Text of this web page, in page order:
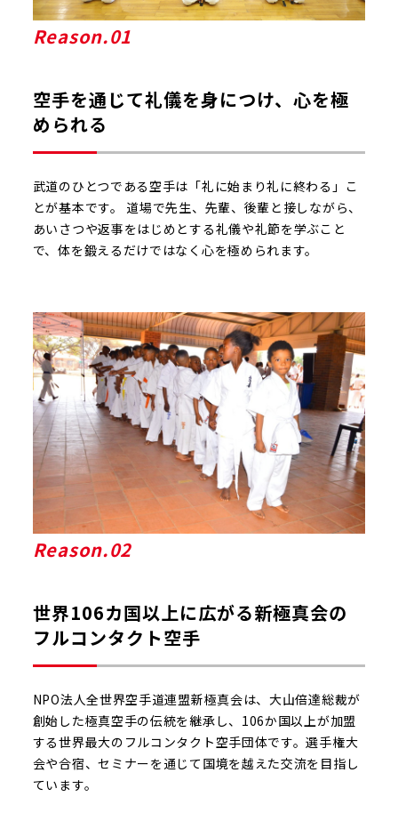
Reason.01
空手を通じて礼儀を身につけ、心を極
められる
武道のひとつである空手は「礼に始まり礼に終わる」こ
とが基本です。 道場で先生、先輩、後輩と接しながら、
あいさつや返事をはじめとする礼儀や礼節を学ぶこと
で、体を鍛えるだけではなく心を極められます。
Reason.02
世界106カ国以上に広がる新極真会の
フルコンタクト空手
NPO法人全世界空手道連盟新極真会は、大山倍達総裁が
創始した極真空手の伝統を継承し、106か国以上が加盟
する世界最大のフルコンタクト空手団体です。選手権大
会や合宿、セミナーを通じて国境を越えた交流を目指し
ています。